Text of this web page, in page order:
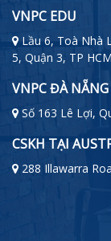
VNPC EDU
Lầu 6, Toà Nhà
5, Quận 3, TP HCM
VNPC ĐÀ NẴNG
Số 163 Lê Lợi,
CSKH TẠI
288 Illawarra